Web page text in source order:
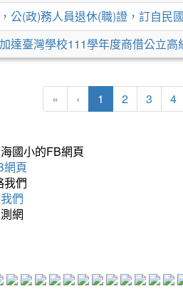
公(政)務人員退休(職)證，訂自民
達臺灣學校111學年度商借公立
« ‹ 1 (current)
2 3 4
國小的FB網頁
網頁
我們
們
網